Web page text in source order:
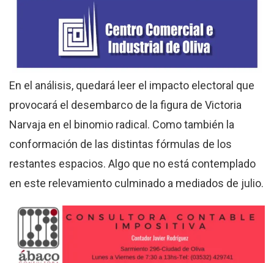
En el análisis, quedará leer el impacto electoral que
provocará el desembarco de la figura de Victoria
Narvaja en el binomio radical. Como también la
conformación de las distintas fórmulas de los
restantes espacios. Algo que no está contemplado
en este relevamiento culminado a mediados de julio.